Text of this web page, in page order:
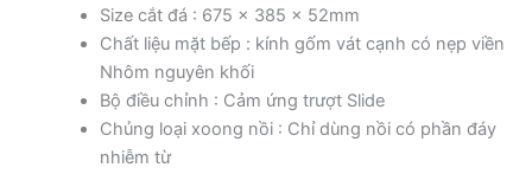
Size cắt đá : 675 x 385 x 52mm
Chất liệu mặt bếp : kính gốm vát cạnh có nẹp viền
Nhôm nguyên khối
Bộ điều chỉnh : Cảm ứng trượt Slide
Chủng loại xoong nồi : Chỉ dùng nồi có phần đáy
nhiễm từ